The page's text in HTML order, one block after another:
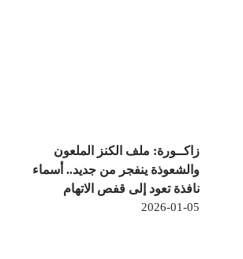
زاكــورة: ملف الكنز الملعون
والشعوذة ينفجر من جديد.. أسماء
نافذة تعود إلى قفص الاتهام
2026-01-05